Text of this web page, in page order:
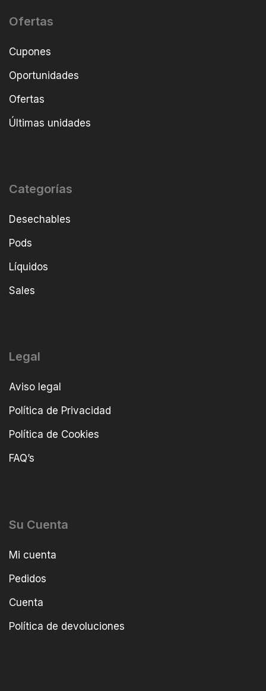
Ofertas
Cupones
Oportunidades
Ofertas
Últimas unidades
Categorías
Desechables
Pods
Líquidos
Sales
Legal
Aviso legal
Política de Privacidad
Política de Cookies
FAQ’s
Su Cuenta
Mi cuenta
Pedidos
Cuenta
Política de devoluciones